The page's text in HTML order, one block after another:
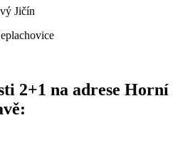
Jičín
2+1 na adrese Horní